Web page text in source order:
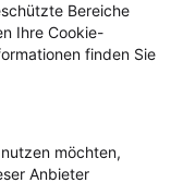
Bereiche
Ihre Cookie-
finden Sie
möchten,
Anbieter